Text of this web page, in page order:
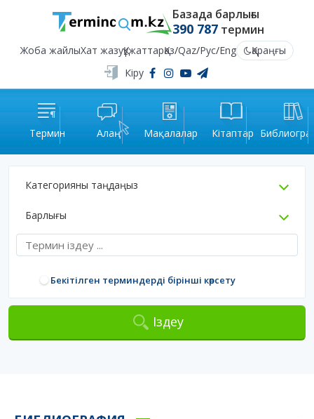
Базада барлығы
390 787термин
Жоба жайлыХат жазуҚұжаттарҚаз/Qaz/Рус/Eng
Қараңғы
Кіру
Термин Алаң Мақалалар Кітаптар
Категорияны таңдаңыз
Барлығы
Бекітілген терминдерді бірінші көрсету
Іздеу